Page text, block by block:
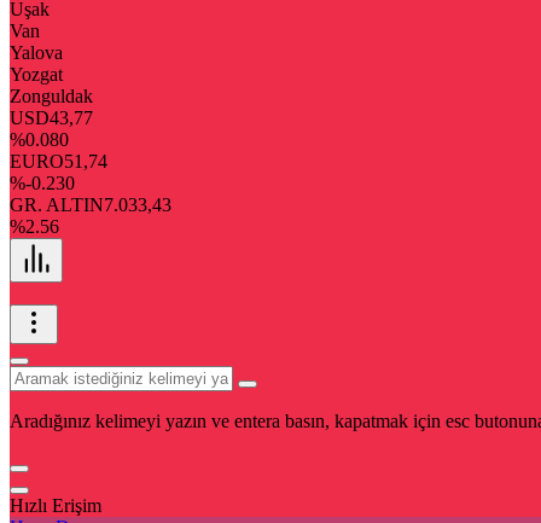
Uşak
Van
Yalova
Yozgat
Zonguldak
USD43,77
%0.080
EURO51,74
%-0.230
GR. ALTIN7.033,43
%2.56
Aradığınız kelimeyi yazın ve entera basın, kapatmak için esc
Hızlı Erişim